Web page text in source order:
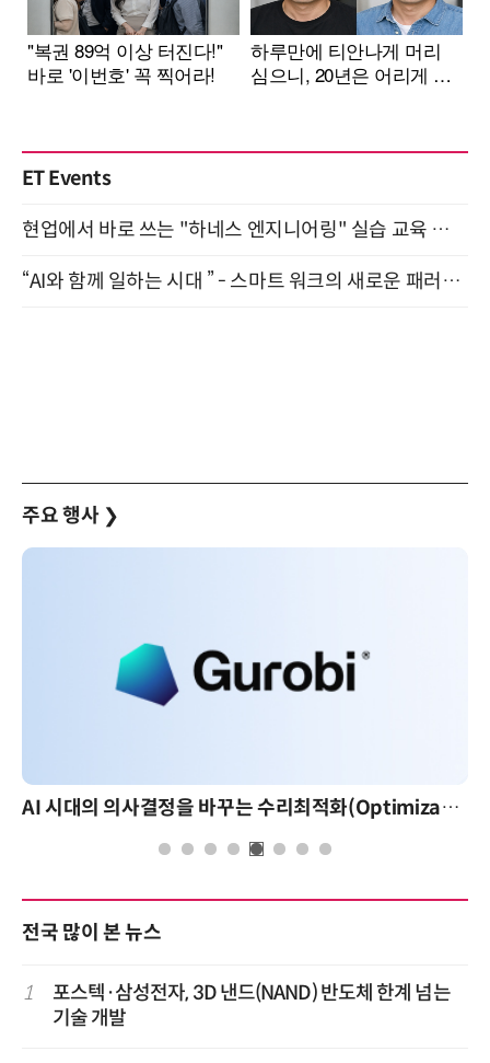
ET Events
현업에서 바로 쓰는 "하네스 엔지니어링" 실습 교육 워크숍 8월 20일 개최
“AI와 함께 일하는 시대 ” - 스마트 워크의 새로운 패러다임 (9/11)
주요 행사 ❯
AI 시대의 의사결정을 바꾸는 수리최적화(Optimization): 실제 산업 적용 사례와 활용 전략
전국 많이 본 뉴스
1
포스텍·삼성전자, 3D 낸드(NAND) 반도체 한계 넘는
기술 개발